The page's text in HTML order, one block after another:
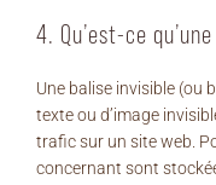
4. Qu’est-ce
Une balise invisible (ou
texte ou d’image
trafic sur un site web.
concernant sont